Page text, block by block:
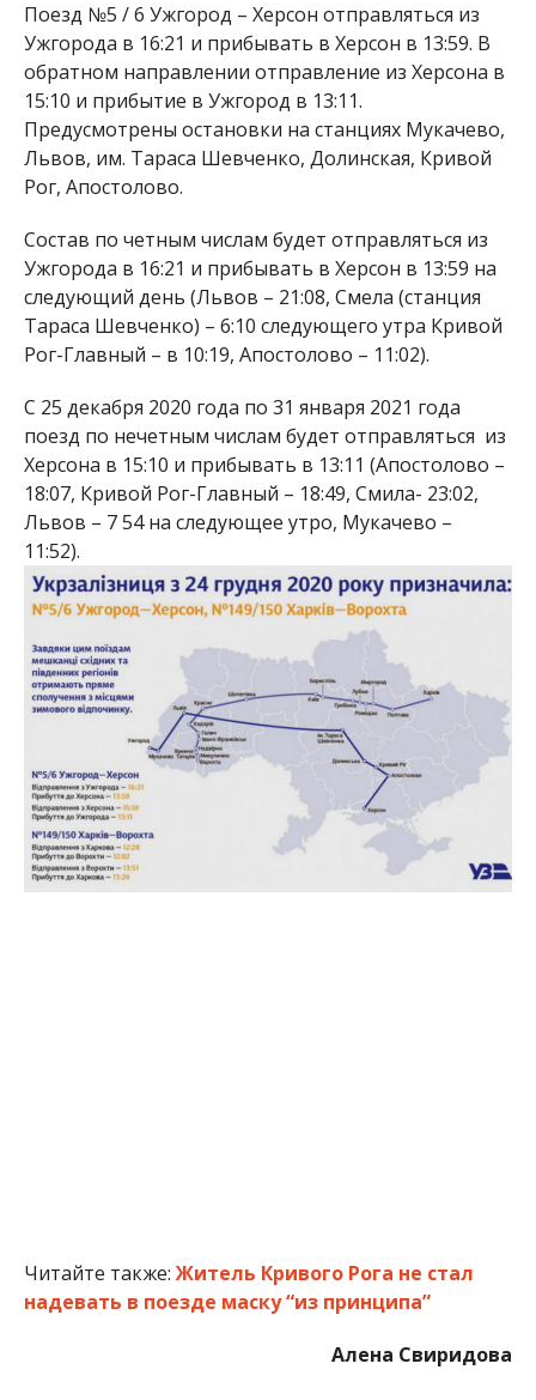
Поезд №5 / 6 Ужгород – Херсон отправляться из
Ужгорода в 16:21 и прибывать в Херсон в 13:59. В
обратном направлении отправление из Херсона в
15:10 и прибытие в Ужгород в 13:11.
Предусмотрены остановки на станциях Мукачево,
Львов, им. Тараса Шевченко, Долинская, Кривой
Рог, Апостолово.
Состав по четным числам будет отправляться из
Ужгорода в 16:21 и прибывать в Херсон в 13:59 на
следующий день (Львов – 21:08, Смела (станция
Тараса Шевченко) – 6:10 следующего утра Кривой
Рог-Главный – в 10:19, Апостолово – 11:02).
С 25 декабря 2020 года по 31 января 2021 года
поезд по нечетным числам будет отправляться из
Херсона в 15:10 и прибывать в 13:11 (Апостолово –
18:07, Кривой Рог-Главный – 18:49, Смила- 23:02,
Львов – 7 54 на следующее утро, Мукачево –
11:52).
Читайте также:Житель Кривого Рога не стал
надевать в поезде маску “из принципа”
Алена Свиридова